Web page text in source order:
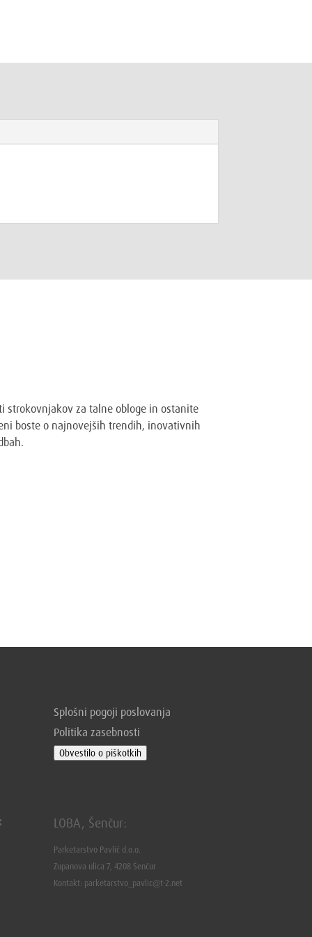
strokovnjakov za talne obloge in ostanite
boste o najnovejših trendih, inovativnih
Splošni pogoji poslovanja
Politika zasebnosti
Obvestilo o piškotkih
LOBA, Šenčur:
Parketarstvo Pavlič d.o.o.
Zupanova ulica 7, 4208 Šenčur
Kontakt: parketarstvo_pavlic@t-2.net